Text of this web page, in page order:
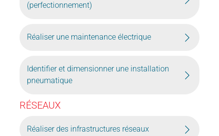
(perfectionnement)
Réaliser une maintenance électrique
Identifier et dimensionner une installation
pneumatique
RÉSEAUX
Réaliser des infrastructures réseaux